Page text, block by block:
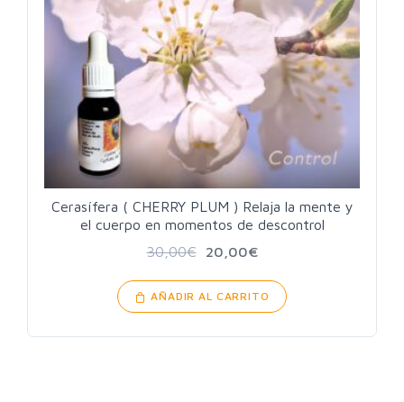
Cerasífera ( CHERRY PLUM ) Relaja la mente y
el cuerpo en momentos de descontrol
30,00€ 20,00€
AÑADIR AL CARRITO